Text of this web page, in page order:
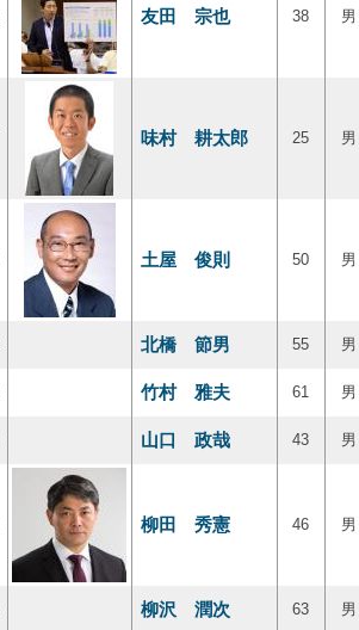
友田 宗也 38 男
味村 耕太郎 25 男
土屋 俊則 50 男
北橋 節男 55 男
竹村 雅夫 61 男
山口 政哉 43 男
柳田 秀憲 46 男
柳沢 潤次 63 男